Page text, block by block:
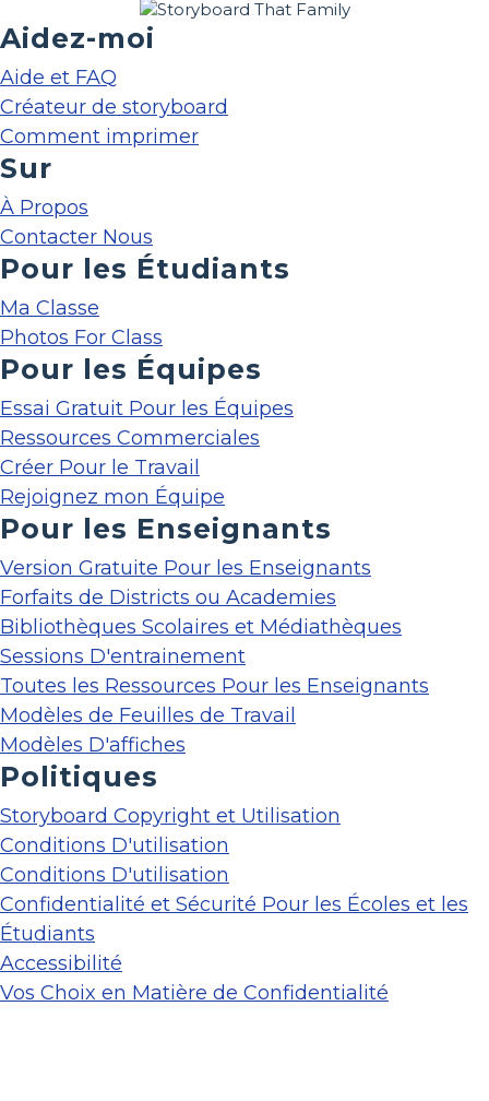
Aidez-moi
Aide et FAQ
Créateur de storyboard
Comment imprimer
Sur
À Propos
Contacter Nous
Pour les Étudiants
Ma Classe
Photos For Class
Pour les Équipes
Essai Gratuit Pour les Équipes
Ressources Commerciales
Créer Pour le Travail
Rejoignez mon Équipe
Pour les Enseignants
Version Gratuite Pour les Enseignants
Forfaits de Districts ou Academies
Bibliothèques Scolaires et Médiathèques
Sessions D'entrainement
Toutes les Ressources Pour les Enseignants
Modèles de Feuilles de Travail
Modèles D'affiches
Politiques
Storyboard Copyright et Utilisation
Conditions D'utilisation
Conditions D'utilisation
Confidentialité et Sécurité Pour les Écoles et les
Étudiants
Accessibilité
Vos Choix en Matière de Confidentialité